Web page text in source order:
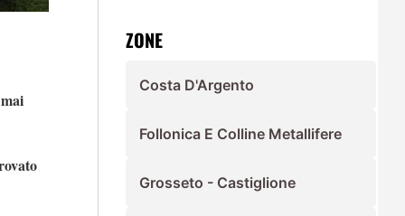
ZONE
Costa D'Argento
Follonica E Colline Metallifere
Grosseto - Castiglione